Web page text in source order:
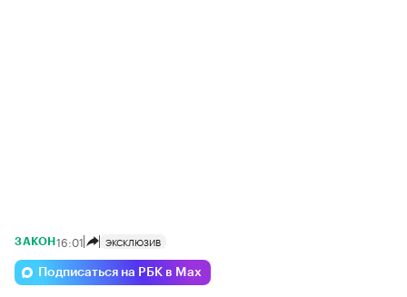
ЗАКОН 16:01 ЭКСКЛЮЗИВ
Подписаться на РБК в Max